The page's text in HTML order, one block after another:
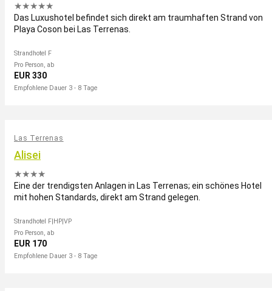
★★★★★
Das Luxushotel befindet sich direkt am traumhaften Strand von
Playa Coson bei Las Terrenas.
Strandhotel F
Pro Person, ab
EUR 330
Empfohlene Dauer 3 - 8 Tage
Las Terrenas
Alisei
★★★★
Eine der trendigsten Anlagen in Las Terrenas; ein schönes Hotel
mit hohen Standards, direkt am Strand gelegen.
Strandhotel F|HP|VP
Pro Person, ab
EUR 170
Empfohlene Dauer 3 - 8 Tage